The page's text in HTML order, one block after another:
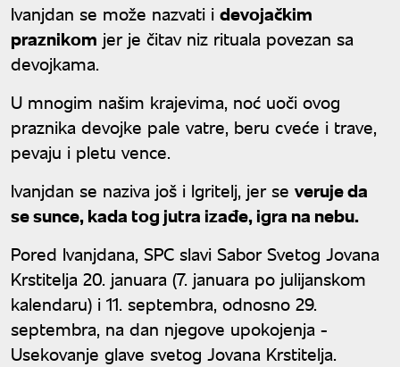
Ivanjdan se može nazvati i devojačkim
praznikom jer je čitav niz rituala povezan sa
devojkama.
U mnogim našim krajevima, noć uoči ovog
praznika devojke pale vatre, beru cveće i trave,
pevaju i pletu vence.
Ivanjdan se naziva još i Igritelj, jer se veruje da
se sunce, kada tog jutra izađe, igra na nebu.
Pored Ivanjdana, SPC slavi Sabor Svetog Jovana
Krstitelja 20. januara (7. januara po julijanskom
kalendaru) i 11. septembra, odnosno 29.
septembra, na dan njegove upokojenja -
Usekovanje glave svetog Jovana Krstitelja.